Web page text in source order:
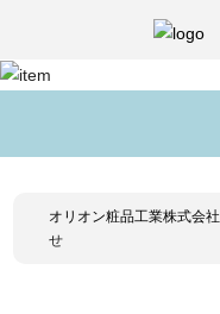
オリオン粧品工業株式会社
せ